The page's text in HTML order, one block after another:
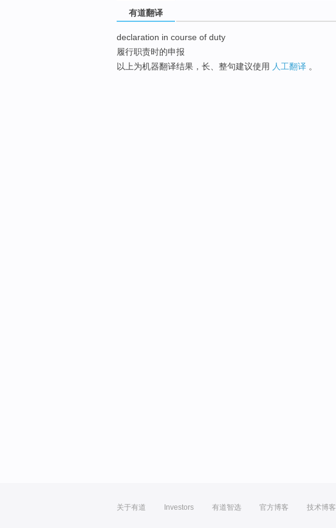
有道翻译
declaration in course of duty
履行职责时的申报
以上为机器翻译结果，长、整句建议使用 人工翻译 。
关于有道 Investors 有道智选 官方博客 技术博客